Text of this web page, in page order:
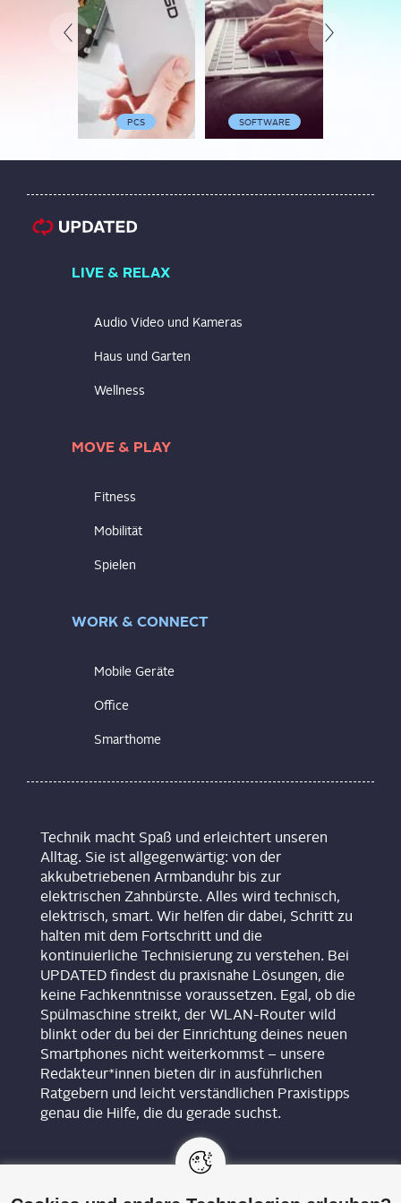
PCS SOFTWARE
LIVE & RELAX
Audio Video und Kameras
Haus und Garten
Wellness
MOVE & PLAY
Fitness
Mobilität
Spielen
WORK & CONNECT
Mobile Geräte
Office
Smarthome
Technik macht Spaß und erleichtert unseren
Alltag. Sie ist allgegenwärtig: von der
akkubetriebenen Armbanduhr bis zur
elektrischen Zahnbürste. Alles wird technisch,
elektrisch, smart. Wir helfen dir dabei, Schritt zu
halten mit dem Fortschritt und die
kontinuierliche Technisierung zu verstehen. Bei
UPDATED findest du praxisnahe Lösungen, die
keine Fachkenntnisse voraussetzen. Egal, ob die
Spülmaschine streikt, der WLAN-Router wild
blinkt oder du bei der Einrichtung deines neuen
Smartphones nicht weiterkommst – unsere
Redakteur*innen bieten dir in ausführlichen
Ratgebern und leicht verständlichen Praxistipps
genau die Hilfe, die du gerade suchst.